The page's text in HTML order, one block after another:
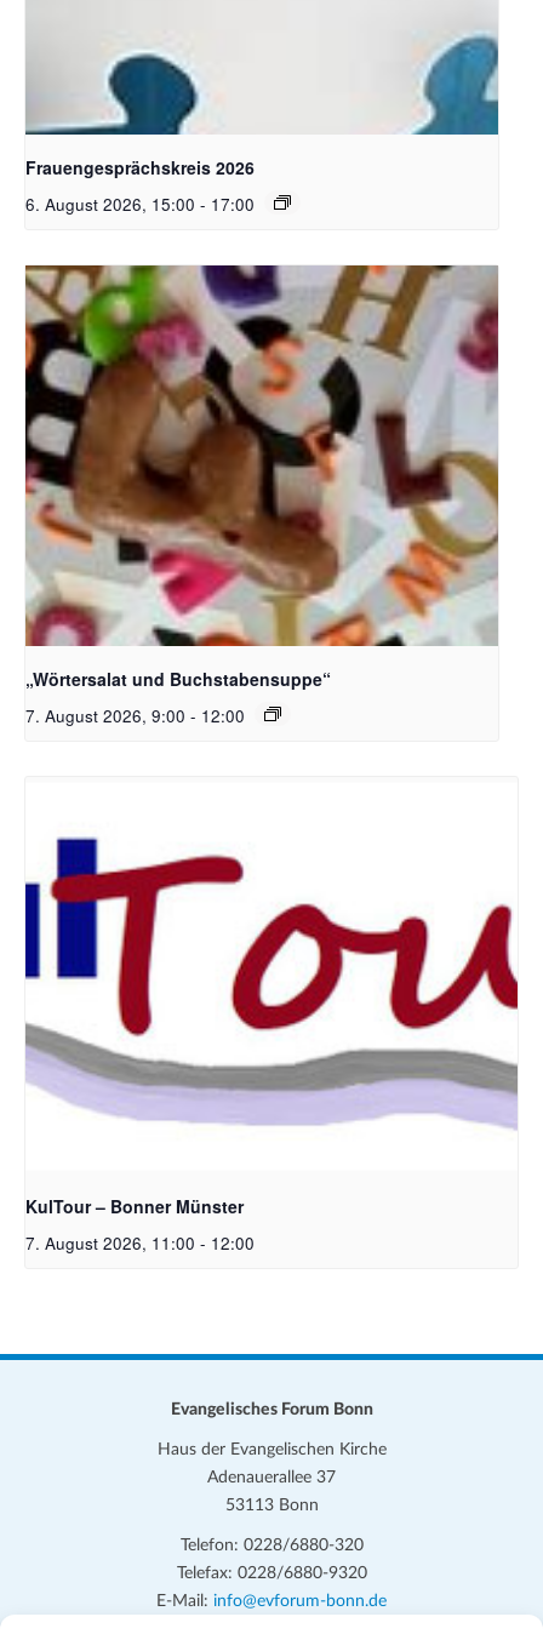
Bildquelle Pixabay
Frauengesprächskreis 2026
6. August 2026, 15:00 - 17:00
Bildquelle_ Pixabay Free_Christoph Meinersmann
„Wörtersalat und Buchstabensuppe“
7. August 2026, 9:00 - 12:00
KulTour – Bonner Münster
7. August 2026, 11:00 - 12:00
Evangelisches Forum Bonn
Haus der Evangelischen Kirche
Adenauerallee 37
53113 Bonn
Telefon: 0228/6880-320
Telefax: 0228/6880-9320
E-Mail: info@evforum-bonn.de